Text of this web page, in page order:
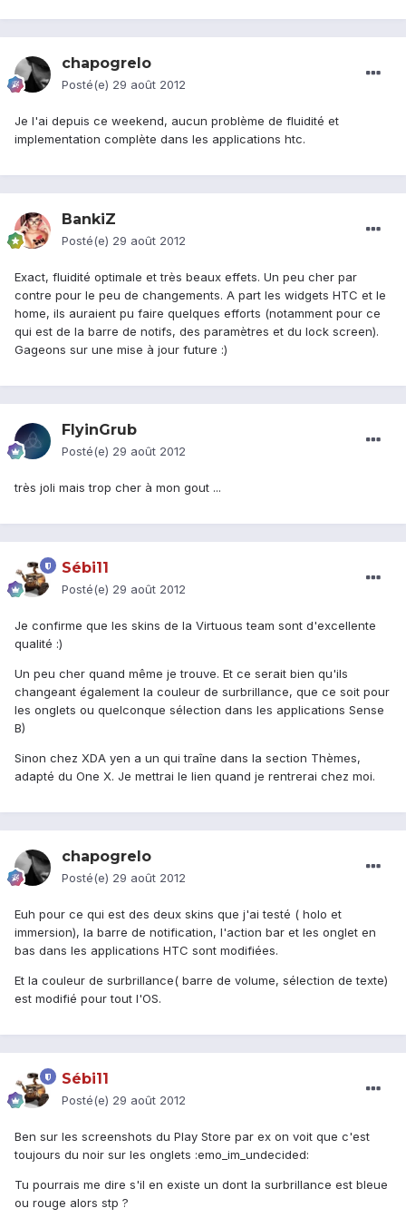
chapogrelo
Posté(e) 29 août 2012
Je l'ai depuis ce weekend, aucun problème de fluidité et
implementation complète dans les applications htc.
BankiZ
Posté(e) 29 août 2012
Exact, fluidité optimale et très beaux effets. Un peu cher par
contre pour le peu de changements. A part les widgets HTC et le
home, ils auraient pu faire quelques efforts (notamment pour ce
qui est de la barre de notifs, des paramètres et du lock screen).
Gageons sur une mise à jour future :)
FlyinGrub
Posté(e) 29 août 2012
très joli mais trop cher à mon gout ...
Sébi11
Posté(e) 29 août 2012
Je confirme que les skins de la Virtuous team sont d'excellente
qualité :)
Un peu cher quand même je trouve. Et ce serait bien qu'ils
changeant également la couleur de surbrillance, que ce soit pour
les onglets ou quelconque sélection dans les applications Sense
B)
Sinon chez XDA yen a un qui traîne dans la section Thèmes,
adapté du One X. Je mettrai le lien quand je rentrerai chez moi.
chapogrelo
Posté(e) 29 août 2012
Euh pour ce qui est des deux skins que j'ai testé ( holo et
immersion), la barre de notification, l'action bar et les onglet en
bas dans les applications HTC sont modifiées.
Et la couleur de surbrillance( barre de volume, sélection de texte)
est modifié pour tout l'OS.
Sébi11
Posté(e) 29 août 2012
Ben sur les screenshots du Play Store par ex on voit que c'est
toujours du noir sur les onglets :emo_im_undecided:
Tu pourrais me dire s'il en existe un dont la surbrillance est bleue
ou rouge alors stp ?